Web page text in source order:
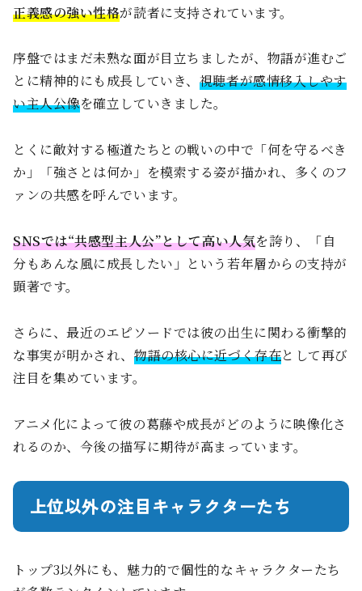
正義感の強い性格が読者に支持されています。
序盤ではまだ未熟な面が目立ちましたが、物語が進むご
とに精神的にも成長していき、 視聴者が感情移入しやす
い主人公像を確立していきました。
とくに敵対する極道たちとの戦いの中で「何を守るべき
か」「強さとは何か」を模索する姿が描かれ、多くのフ
ァンの共感を呼んでいます。
SNSでは“共感型主人公”として高い人気を誇り、「自
分もあんな風に成長したい」という若年層からの支持が
顕著です。
さらに、最近のエピソードでは彼の出生に関わる衝撃的
な事実が明かされ、物語の核心に近づく存在として再び
注目を集めています。
アニメ化によって彼の葛藤や成長がどのように映像化さ
れるのか、今後の描写に期待が高まっています。
上位以外の注目キャラクターたち
トップ3以外にも、魅力的で個性的なキャラクターたち